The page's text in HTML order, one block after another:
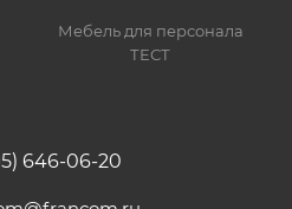
Мебель для персонала
ТЕСТ
646-06-20